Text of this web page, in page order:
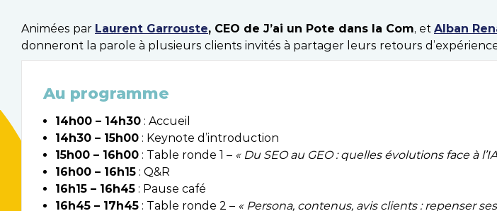
Animées par Laurent Garrouste, CEO de J’ai un Pote dans la Com, et Alban
donneront la parole à plusieurs clients invités à partager leurs retours
Au programme
14h00 – 14h30 : Accueil
14h30 – 15h00 : Keynote d’introduction
15h00 – 16h00 : Table ronde 1 – « Du SEO au GEO : quelles évolutions face à
16h00 – 16h15 : Q&R
16h15 – 16h45 : Pause café
16h45 – 17h45 : Table ronde 2 – « Persona, contenus, avis clients : repenser ses